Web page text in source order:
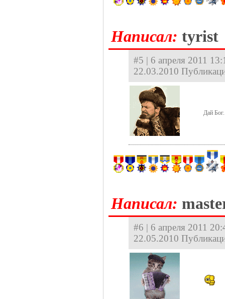
Hаписал: tyrist
#5 | 6 апреля 2011
22.03.2010
Дай Бог.
Hаписал:
#6 | 6 апреля 2011
22.05.2010